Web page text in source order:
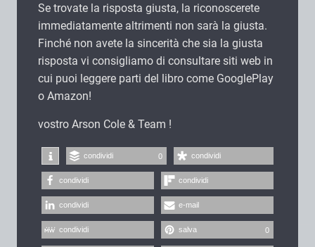
Se trovate la risposta giusta, la riconoscerete
immediatamente altrimenti non sarà la giusta.
Finché non avete la sincerità che sia la giusta
risposta vi consigliamo di consultare siti web in
cui puoi leggere parti del libro come GooglePlay
o Amazon!
vostro Arson Cole & Team !
condividi 0 condividi
condividi condividi
condividi e-mail
condividi salva 0